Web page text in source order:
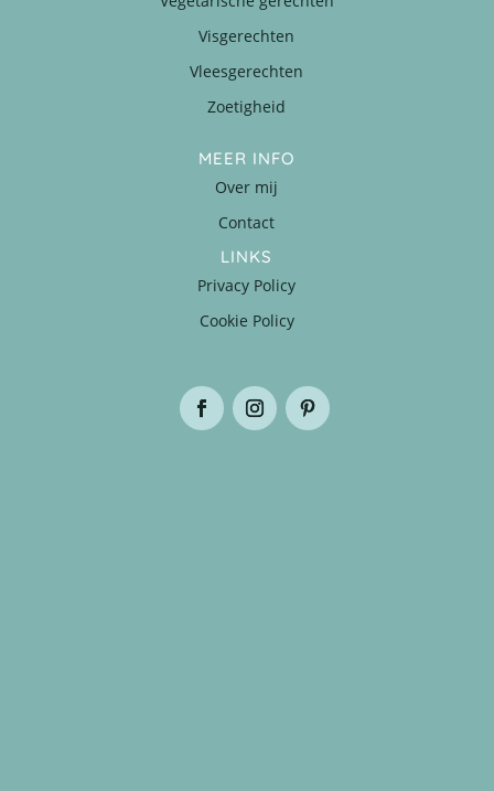
Visgerechten
Vleesgerechten
Zoetigheid
MEER INFO
Over mij
Contact
LINKS
Privacy Policy
Cookie Policy